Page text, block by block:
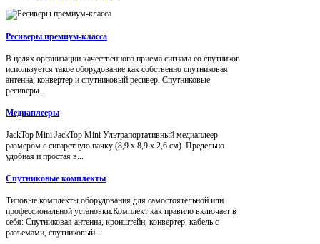
Ресиверы премиум-класса
В целях организации качественного приема сигнала со спутников
используется такое оборудование как собственно спутниковая
антенна, конвертер и спутниковый ресивер. Спутниковые
ресиверы...
Медиаплееры
JackTop Mini JackTop Mini Ультрапортативный медиаплеер
размером с сигаретную пачку (8,9 x 8,9 x 2,6 см). Предельно
удобная и простая в...
Спутниковые комплекты
Типовые комплекты оборудования для самостоятельной или
профессиональной установки.Комплект как правило включает в
себя: Спутниковая антенна, кронштейн, конвертер, кабель с
разъемами, спутниковый...